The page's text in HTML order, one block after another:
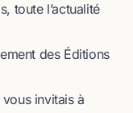
toute l’actualité
des Éditions
invitais à